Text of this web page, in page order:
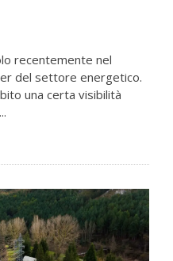
recentemente nel
del settore energetico.
una certa visibilità